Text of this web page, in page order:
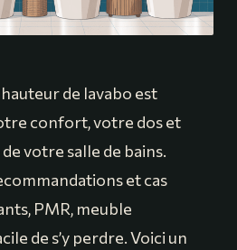
de lavabo est
confort, votre dos et
votre salle de bains.
et cas
PMR, meuble
de s’y perdre. Voici un